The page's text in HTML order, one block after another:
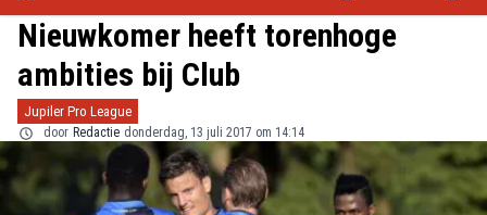
Nieuwkomer heeft torenhoge
ambities bij Club
Jupiler Pro League
door Redactie donderdag, 13 juli 2017 om 14:14